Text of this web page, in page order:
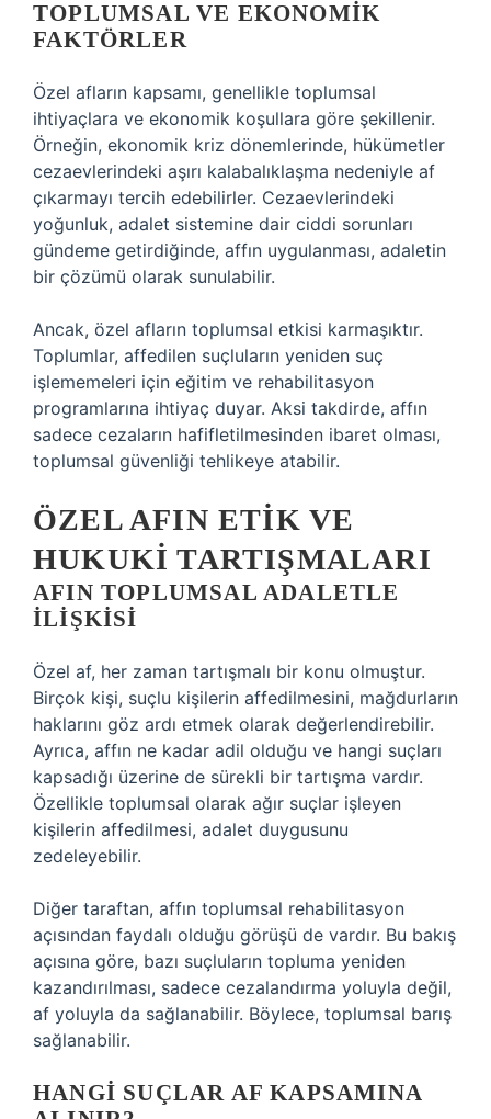
TOPLUMSAL VE EKONOMIK
FAKTÖRLER
Özel afların kapsamı, genellikle toplumsal
ihtiyaçlara ve ekonomik koşullara göre şekillenir.
Örneğin, ekonomik kriz dönemlerinde, hükümetler
cezaevlerindeki aşırı kalabalıklaşma nedeniyle af
çıkarmayı tercih edebilirler. Cezaevlerindeki
yoğunluk, adalet sistemine dair ciddi sorunları
gündeme getirdiğinde, affın uygulanması, adaletin
bir çözümü olarak sunulabilir.
Ancak, özel afların toplumsal etkisi karmaşıktır.
Toplumlar, affedilen suçluların yeniden suç
işlememeleri için eğitim ve rehabilitasyon
programlarına ihtiyaç duyar. Aksi takdirde, affın
sadece cezaların hafifletilmesinden ibaret olması,
toplumsal güvenliği tehlikeye atabilir.
ÖZEL AFIN ETIK VE
HUKUKI TARTIŞMALARI
AFIN TOPLUMSAL ADALETLE
İLIŞKISI
Özel af, her zaman tartışmalı bir konu olmuştur.
Birçok kişi, suçlu kişilerin affedilmesini, mağdurların
haklarını göz ardı etmek olarak değerlendirebilir.
Ayrıca, affın ne kadar adil olduğu ve hangi suçları
kapsadığı üzerine de sürekli bir tartışma vardır.
Özellikle toplumsal olarak ağır suçlar işleyen
kişilerin affedilmesi, adalet duygusunu
zedeleyebilir.
Diğer taraftan, affın toplumsal rehabilitasyon
açısından faydalı olduğu görüşü de vardır. Bu bakış
açısına göre, bazı suçluların topluma yeniden
kazandırılması, sadece cezalandırma yoluyla değil,
af yoluyla da sağlanabilir. Böylece, toplumsal barış
sağlanabilir.
HANGI SUÇLAR AF KAPSAMINA